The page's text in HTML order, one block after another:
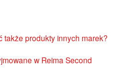
także produkty innych marek?
w Reima Second